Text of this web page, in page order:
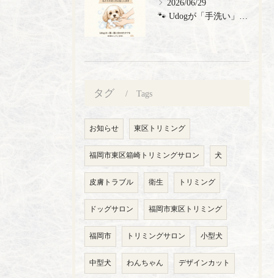
2026/06/29
タグ Tags
お知らせ 東区トリミング
福岡市東区箱崎トリミングサロン 犬
皮膚トラブル 衛生 トリミング
ドッグサロン 福岡市東区トリミング
福岡市 トリミングサロン 小型犬
中型犬 わんちゃん デザインカット